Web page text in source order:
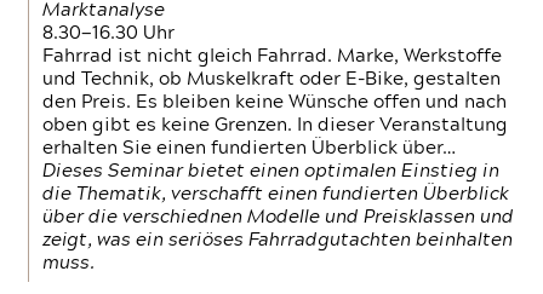
Marktanalyse
8.30—16.30 Uhr
Fahrrad ist nicht gleich Fahrrad. Marke, Werkstoffe
und Technik, ob Muskelkraft oder E-Bike, gestalten
den Preis. Es bleiben keine Wünsche offen und nach
oben gibt es keine Grenzen. In dieser Veranstaltung
erhalten Sie einen fundierten Überblick über…
Dieses Seminar bietet einen optimalen Einstieg in
die Thematik, verschafft einen fundierten Überblick
über die verschiednen Modelle und Preisklassen und
zeigt, was ein seriöses Fahrradgutachten beinhalten
muss.